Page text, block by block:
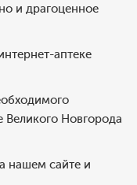
и драгоценное
аптеке
Великого Новгорода
нашем сайте и